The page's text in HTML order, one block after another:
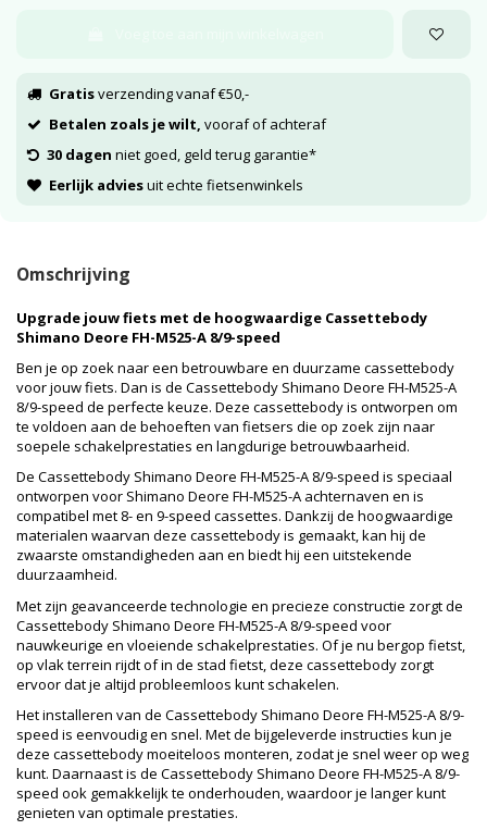
Gratisverzending vanaf €50,-
Betalen zoals je wilt, vooraf of achteraf
30 dagen niet goed, geld terug garantie*
Eerlijk adviesuit echte fietsenwinkels
Omschrijving
Upgrade jouw fiets met de hoogwaardige Cassettebody
Shimano Deore FH-M525-A 8/9-speed
Ben je op zoek naar een betrouwbare en duurzame cassettebody
voor jouw fiets. Dan is de Cassettebody Shimano Deore FH-M525-A
8/9-speed de perfecte keuze. Deze cassettebody is ontworpen om
te voldoen aan de behoeften van fietsers die op zoek zijn naar
soepele schakelprestaties en langdurige betrouwbaarheid.
De Cassettebody Shimano Deore FH-M525-A 8/9-speed is speciaal
ontworpen voor Shimano Deore FH-M525-A achternaven en is
compatibel met 8- en 9-speed cassettes. Dankzij de hoogwaardige
materialen waarvan deze cassettebody is gemaakt, kan hij de
zwaarste omstandigheden aan en biedt hij een uitstekende
duurzaamheid.
Met zijn geavanceerde technologie en precieze constructie zorgt de
Cassettebody Shimano Deore FH-M525-A 8/9-speed voor
nauwkeurige en vloeiende schakelprestaties. Of je nu bergop fietst,
op vlak terrein rijdt of in de stad fietst, deze cassettebody zorgt
ervoor dat je altijd probleemloos kunt schakelen.
Het installeren van de Cassettebody Shimano Deore FH-M525-A 8/9-
speed is eenvoudig en snel. Met de bijgeleverde instructies kun je
deze cassettebody moeiteloos monteren, zodat je snel weer op weg
kunt. Daarnaast is de Cassettebody Shimano Deore FH-M525-A 8/9-
speed ook gemakkelijk te onderhouden, waardoor je langer kunt
genieten van optimale prestaties.